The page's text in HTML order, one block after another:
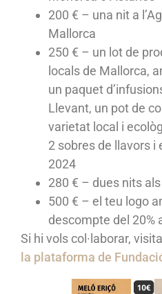
200 € – una nit a
Mallorca
250 € – un lot de
locals de Mallorca,
un paquet
Llevant, un pot de
varietat local i
2 sobres de llavors i
2024
280 € – dues nits
500 € – el teu logo
descompte del 20%
Si hi vols col·laborar, visita
la plataforma de